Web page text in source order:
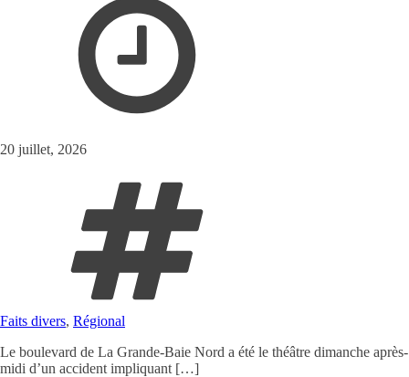
20 juillet, 2026
Faits divers, Régional
Le boulevard de La Grande-Baie Nord a été le théâtre dimanche après-
midi d’un accident impliquant […]